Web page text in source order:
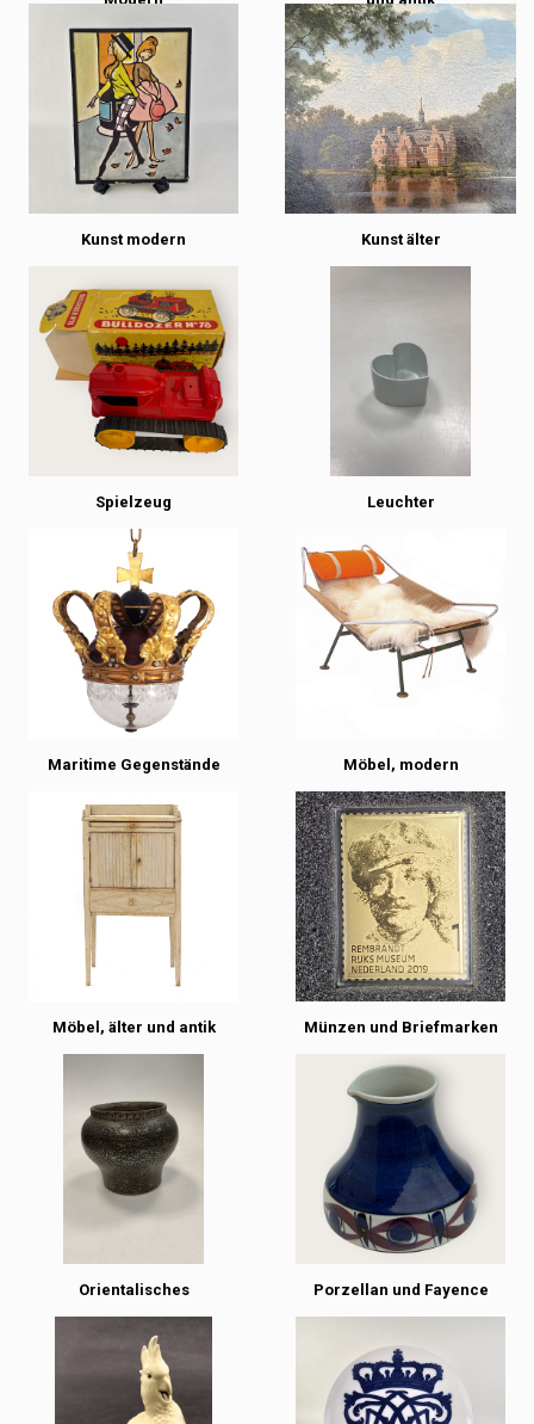
Kunst modern Kunst älter
Spielzeug Leuchter
Maritime Gegenstände Möbel, modern
Möbel, älter und antik Münzen und Briefmarken
Orientalisches Porzellan und Fayence